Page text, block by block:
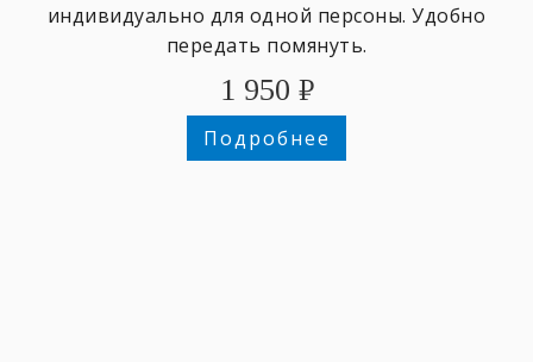
индивидуально для одной персоны. Удобно
передать помянуть.
1 950 ₽
Подробнее